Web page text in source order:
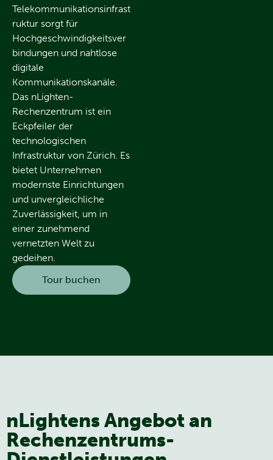
Telekommunikationsinfrast
ruktur sorgt für
Hochgeschwindigkeitsver
bindungen und nahtlose
digitale
Kommunikationskanäle.
Das nLighten-
Rechenzentrum ist ein
Eckpfeiler der
technologischen
Infrastruktur von Zürich. Es
bietet Unternehmen
modernste Einrichtungen
und unvergleichliche
Zuverlässigkeit, um in
einer zunehmend
vernetzten Welt zu
gedeihen.
Tour buchen
nLightens Angebot an
Rechenzentrums-